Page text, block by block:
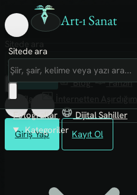
Art-ı Sanat
Giriş Yap Kayıt Ol
Sitede ara
Art-ı Sosyal
İmece
Kütüphane
Blog
Fanzin
Rafları
Fotoğraflar
Dijital Sahiller
Kategoriler